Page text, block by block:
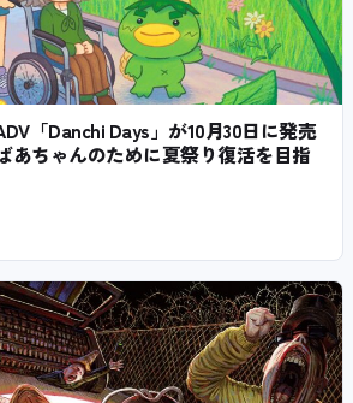
「Danchi Days」が10月30日に発売
あちゃんのために夏祭り復活を目指